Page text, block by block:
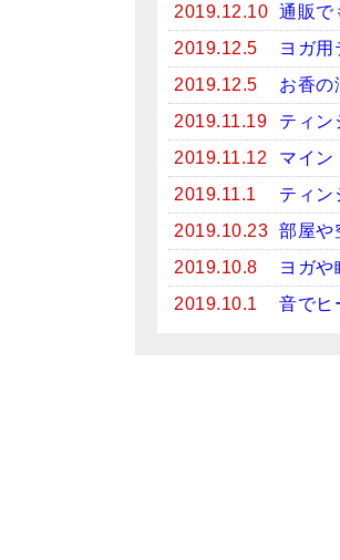
2019.12.10 通販で
2019.12.5
ヨガ用
2019.12.5
お香の
2019.11.19
ティン
2019.11.12
マイン
2019.11.1
ティン
2019.10.23 部屋や
2019.10.8
ヨガや
2019.10.1
音でヒ